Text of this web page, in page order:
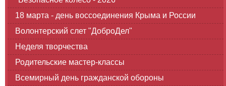
18 марта - день воссоединения Крыма и России
Волонтерский слет "ДоброДел"
Неделя творчества
Родительские мастер-классы
Всемирный день гражданской обороны